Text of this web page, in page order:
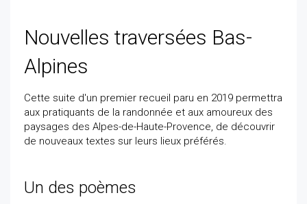
Nouvelles traversées Bas-
Alpines
Cette suite d'un premier recueil paru en 2019 permettra
aux pratiquants de la randonnée et aux amoureux des
paysages des Alpes-de-Haute-Provence, de découvrir
de nouveaux textes sur leurs lieux préférés.
Un des poèmes